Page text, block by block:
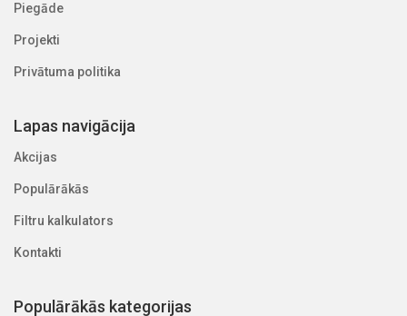
Piegāde
Projekti
Privātuma politika
Lapas navigācija
Akcijas
Populārākās
Filtru kalkulators
Kontakti
Populārākās kategorijas